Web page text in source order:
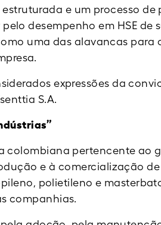
e um processo
desempenho em HSE de
uma das alavancas
expressões da
S.A.
colombiana pertencente ao
e à comercialização
polietileno e
companhias.